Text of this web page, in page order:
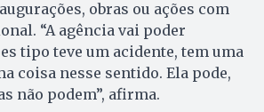
obras ou ações com
“A agência vai poder
tipo teve um acidente, tem uma
coisa nesse sentido. Ela pode,
não podem”, afirma.